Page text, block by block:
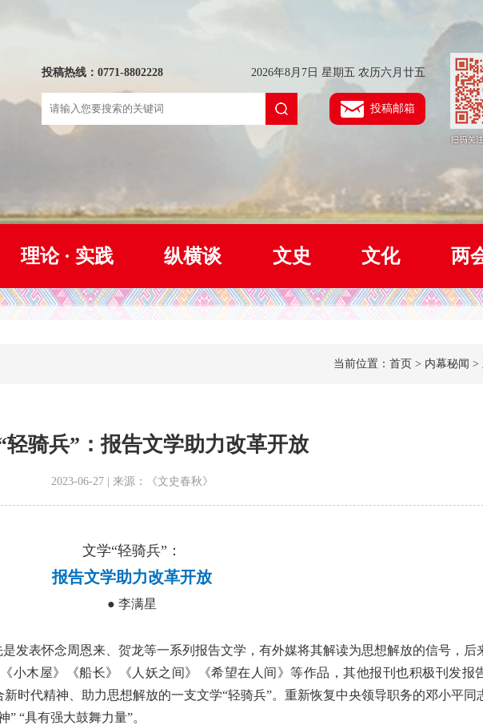
投稿热线：0771-8802228 2026年8月7日 星期五 农历六月廿五
投稿邮箱
理论 · 实践 纵横谈 文史 文化 两
当前位置：首页 > 内幕秘闻 >
轻骑兵”：报告文学助力改革开放
2023-06-27 | 来源：《文史春秋》
文学“轻骑兵”：
报告文学助力改革开放
● 李满星
发表怀念周恩来、贺龙等一系列报告文学，有外媒将其解读为思想解放的信号，后
小木屋》《船长》《人妖之间》《希望在人间》等作品，其他报刊也积极刊发报
时代精神、助力思想解放的一支文学“轻骑兵”。重新恢复中央领导职务的邓小平同
“具有强大鼓舞力量”。